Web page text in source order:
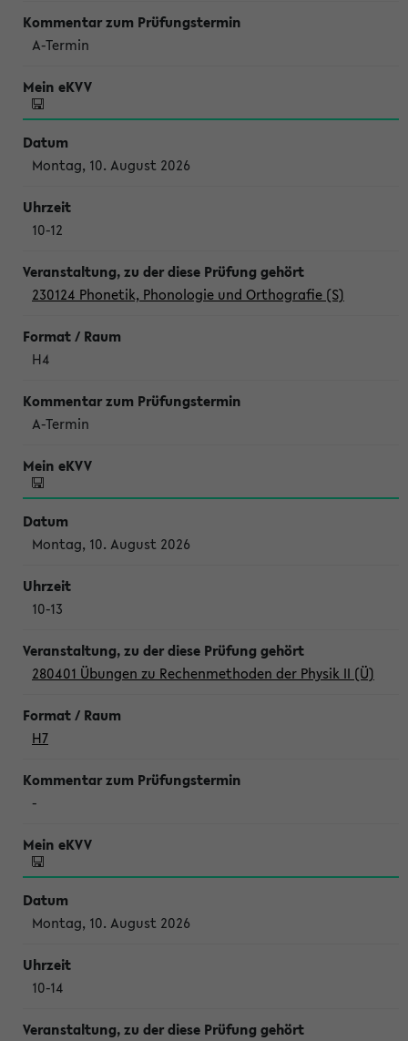
A-Termin
Montag, 10. August 2026
10-12
230124 Phonetik, Phonologie und Orthografie (S)
H4
A-Termin
Montag, 10. August 2026
10-13
280401 Übungen zu Rechenmethoden der Physik II (Ü)
H7
-
Montag, 10. August 2026
10-14